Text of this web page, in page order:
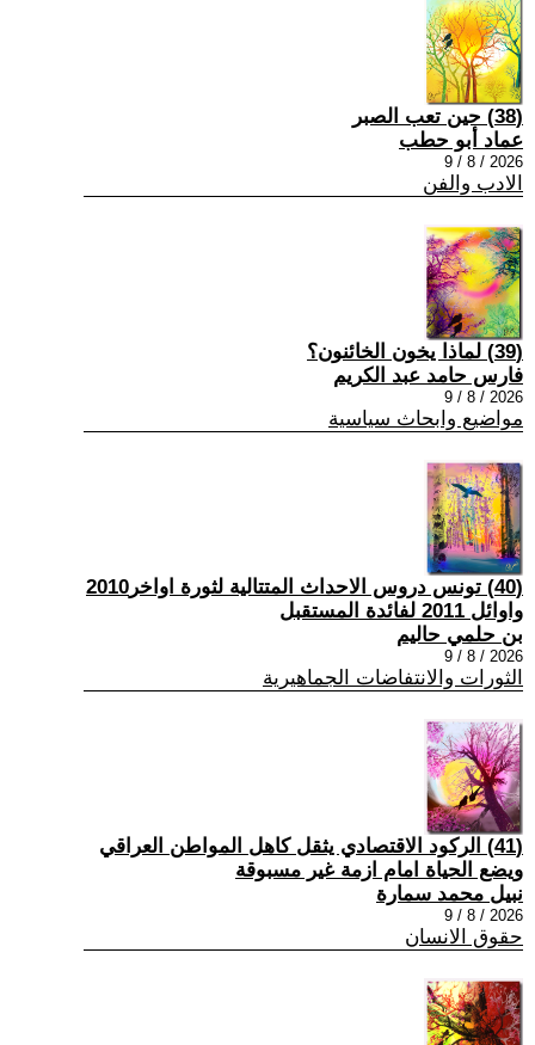
(38) حين تعب الصبر
عماد أبو حطب
2026 / 8 / 9
الادب والفن
(39) لماذا يخون الخائنون؟
فارس حامد عبد الكريم
2026 / 8 / 9
مواضيع وابحاث سياسية
(40) تونس دروس الاحداث المتتالية لثورة اواخر2010
واوائل 2011 لفائدة المستقبل
بن حلمي حاليم
2026 / 8 / 9
الثورات والانتفاضات الجماهيرية
(41) الركود الاقتصادي يثقل كاهل المواطن العراقي
ويضع الحياة امام ازمة غير مسبوقة
نبيل محمد سمارة
2026 / 8 / 9
حقوق الانسان